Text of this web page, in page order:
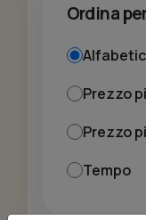
Ordina
Prezzo
Prezzo
Tempo